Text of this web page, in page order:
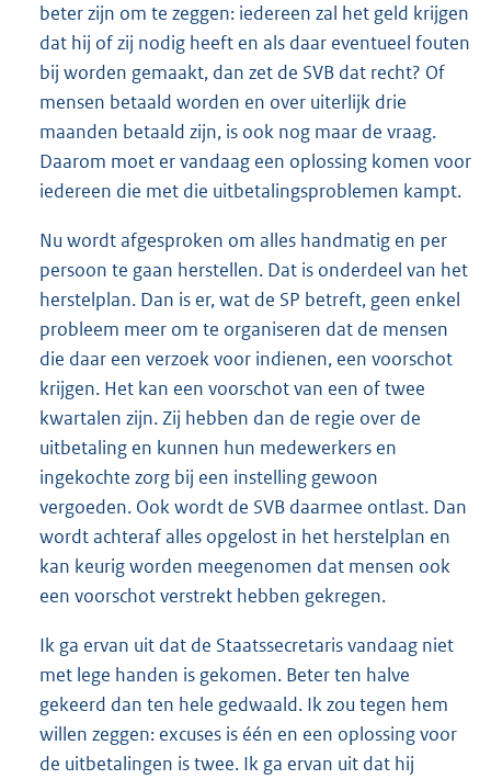
beter zijn om te zeggen: iedereen zal het geld krijgen
dat hij of zij nodig heeft en als daar eventueel fouten
bij worden gemaakt, dan zet de SVB dat recht? Of
mensen betaald worden en over uiterlijk drie
maanden betaald zijn, is ook nog maar de vraag.
Daarom moet er vandaag een oplossing komen voor
iedereen die met die uitbetalingsproblemen kampt.
Nu wordt afgesproken om alles handmatig en per
persoon te gaan herstellen. Dat is onderdeel van het
herstelplan. Dan is er, wat de SP betreft, geen enkel
probleem meer om te organiseren dat de mensen
die daar een verzoek voor indienen, een voorschot
krijgen. Het kan een voorschot van een of twee
kwartalen zijn. Zij hebben dan de regie over de
uitbetaling en kunnen hun medewerkers en
ingekochte zorg bij een instelling gewoon
vergoeden. Ook wordt de SVB daarmee ontlast. Dan
wordt achteraf alles opgelost in het herstelplan en
kan keurig worden meegenomen dat mensen ook
een voorschot verstrekt hebben gekregen.
Ik ga ervan uit dat de Staatssecretaris vandaag niet
met lege handen is gekomen. Beter ten halve
gekeerd dan ten hele gedwaald. Ik zou tegen hem
willen zeggen: excuses is één en een oplossing voor
de uitbetalingen is twee. Ik ga ervan uit dat hij